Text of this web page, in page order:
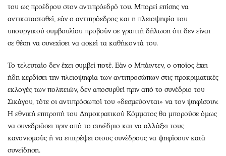
του ως προέδρου στον αντιπρόεδρό του. Μπορεί επίσης να
αντικατασταθεί, εάν ο αντιπρόεδρος και η πλειοψηφία του
υπουργικού συμβουλίου προβούν σε γραπτή δήλωση ότι δεν είναι
σε θέση να συνεχίσει να ασκεί τα καθήκοντά του.
Το τελευταίο δεν έχει συμβεί ποτέ. Εάν ο Μπάιντεν, ο οποίος έχει
ήδη κερδίσει την πλειοψηφία των αντιπροσώπων στις προκριματικές
εκλογές των πολιτειών, δεν αποσυρθεί πριν από το συνέδριο του
Σικάγου, τότε οι αντιπρόσωποί του «δεσμεύονται» να τον ψηφίσουν.
Η εθνική επιτροπή του Δημοκρατικού Κόμματος θα μπορούσε όμως
να συνεδριάσει πριν από το συνέδριο και να αλλάξει τους
κανονισμούς ή να επιτρέψει στους συνέδρους να ψηφίσουν κατά
συνείδηση.